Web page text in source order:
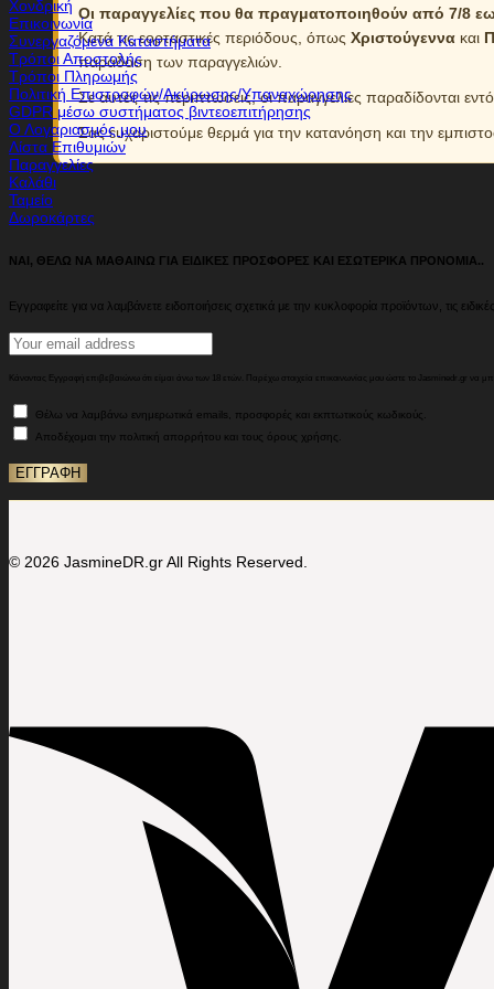
Οι παραγγελίες που θα πραγματοποιηθούν από 7/8
Κατά τις εορταστικές περιόδους, όπως Χριστούγεννα και
παράδοση των παραγγελιών.
Σε αυτές τις περιπτώσεις, οι παραγγελίες παραδίδονται
Σας ευχαριστούμε θερμά για την κατανόηση και την
Χονδρική
Επικοινωνία
Συνεργαζόμενα Καταστήματα
Τρόποι Αποστολής
Τρόποι Πληρωμής
Πολιτική Επιστροφών/Ακύρωσης/Υπαναχώρησης
GDPR μέσω συστήματος βιντεοεπιτήρησης
Ο Λογαριασμός μου
Λίστα Επιθυμιών
Παραγγελίες
Καλάθι
Ταμείο
Δωροκάρτες
ΝΑΙ, ΘΕΛΩ ΝΑ ΜΑΘΑΙΝΩ ΓΙΑ ΕΙΔΙΚΕΣ ΠΡΟΣΦΟΡΕΣ ΚΑΙ ΕΣΩΤΕΡΙΚΑ ΠΡΟΝΟΜΙΑ..
Εγγραφείτε για να λαμβάνετε ειδοποιήσεις σχετικά με την κυκλοφορία προϊόντων, τις
Κάνοντας Εγγραφή επιβεβαιώνω ότι είμαι άνω των 18 ετών. Παρέχω στοιχεία επικοινωνίας μου ώστε το Jasminedr.gr
Θέλω να λαμβάνω ενημερωτικά emails, προσφορές και εκπτωτικούς κωδικούς.
Αποδέχομαι την πολιτική απορρήτου και τους όρους χρήσης.
© 2026 JasmineDR.gr All Rights Reserved.